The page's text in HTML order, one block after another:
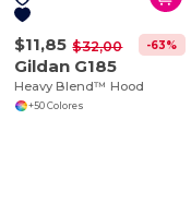
$11,85 $32,00 -63%
Gildan G185
Heavy Blend™ Hood
+50 Colores